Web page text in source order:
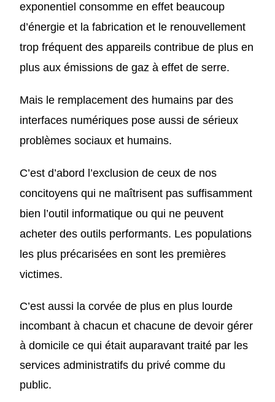
exponentiel consommeen effet beaucoup
d’énergieet la fabrication et le renouvellement
trop fréquent des appareils contribuede plusen
plusaux émissions de gaz à effet de serre.
Mais le remplacement des humains par des
interfaces numériques poseaussi de sérieux
problèmessociauxet humains.
C’est d’abord l’exclusion de ceuxde nos
concitoyens qui ne maîtrisent pas suffisamment
bien l’outil informatiqueou qui ne peuvent
acheter des outils performants. Les populations
les plus précarisées en sont les premières
victimes.
C’est aussi la corvée de plus en plus lourde
incombant à chacun et chacune de devoir gérer
à domicile ce qui était auparavant traité par les
services administratifs du privé comme du
public.